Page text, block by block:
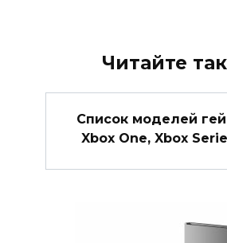
Читайте
Список моделей
Xbox One, Xbox